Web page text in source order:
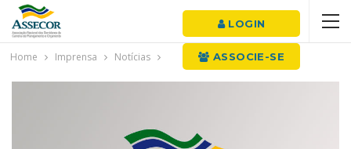
LOGIN
ASSOCIE-SE
Home Imprensa Notícias